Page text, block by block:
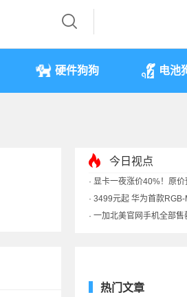
硬件狗狗 电池
今日视点
· 显卡一夜涨价40%！原
· 3499元起 华为首款
· 一加北美官网手机全部售
热门文章